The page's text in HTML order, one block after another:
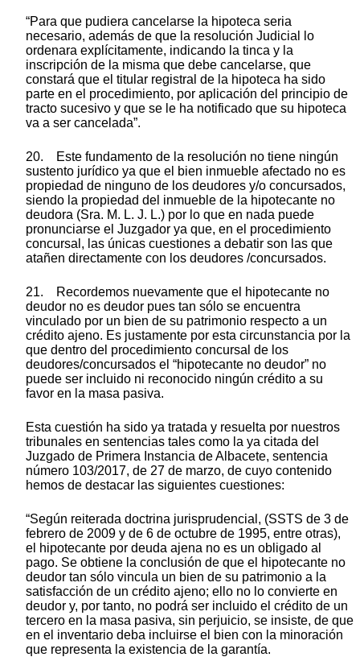
“Para que pudiera cancelarse la hipoteca seria
necesario, además de que la resolución Judicial lo
ordenara explícitamente, indicando la tinca y la
inscripción de la misma que debe cancelarse, que
constará que el titular registral de la hipoteca ha sido
parte en el procedimiento, por aplicación del principio de
tracto sucesivo y que se le ha notificado que su hipoteca
va a ser cancelada”.
20. Este fundamento de la resolución no tiene ningún
sustento jurídico ya que el bien inmueble afectado no es
propiedad de ninguno de los deudores y/o concursados,
siendo la propiedad del inmueble de la hipotecante no
deudora (Sra. M. L. J. L.) por lo que en nada puede
pronunciarse el Juzgador ya que, en el procedimiento
concursal, las únicas cuestiones a debatir son las que
atañen directamente con los deudores /concursados.
21. Recordemos nuevamente que el hipotecante no
deudor no es deudor pues tan sólo se encuentra
vinculado por un bien de su patrimonio respecto a un
crédito ajeno. Es justamente por esta circunstancia por la
que dentro del procedimiento concursal de los
deudores/concursados el “hipotecante no deudor” no
puede ser incluido ni reconocido ningún crédito a su
favor en la masa pasiva.
Esta cuestión ha sido ya tratada y resuelta por nuestros
tribunales en sentencias tales como la ya citada del
Juzgado de Primera Instancia de Albacete, sentencia
número 103/2017, de 27 de marzo, de cuyo contenido
hemos de destacar las siguientes cuestiones:
“Según reiterada doctrina jurisprudencial, (SSTS de 3 de
febrero de 2009 y de 6 de octubre de 1995, entre otras),
el hipotecante por deuda ajena no es un obligado al
pago. Se obtiene la conclusión de que el hipotecante no
deudor tan sólo vincula un bien de su patrimonio a la
satisfacción de un crédito ajeno; ello no lo convierte en
deudor y, por tanto, no podrá ser incluido el crédito de un
tercero en la masa pasiva, sin perjuicio, se insiste, de que
en el inventario deba incluirse el bien con la minoración
que representa la existencia de la garantía.